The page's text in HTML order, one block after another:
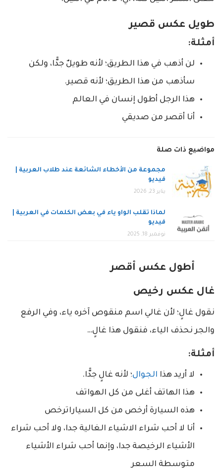
طويل عكس قصير
أمثلة:
لن أذهب في هذا الطريق؛ لأنه طويلٌ جدًّا، ولكن
سأذهب من هذا الطريق؛ لأنه قصير.
هذا الرجل أطول إنسان في العالم
أنا أقصر من صديقي
مواضيع ذات صلة
مجموعة من الأخطاء الشائعة عند طلاب العربية |
فيديو
يناير 23, 2026
لماذا تقلب الواو ياء في بعض الكلمات في العربية |
فيديو
نوفمبر 18, 2025
أطول عكس أقصر
غال عكس رخيص
نقول غالٍ؛ لأن غالي اسم منقوص آخره ياء، وفي الرفع
والجر نحذف الياء، فنقول هذا غالٍ…
أمثلة:
لا أريد هذا الجوال؛ لأنه غالٍ جدًّا.
هذا الهاتف أغلى من كل الهواتف
هذه السيارة أرخص من كل السياراترخص
أنا لا أحب شراء الاشياء الغالية جدا، ولا أحب شراء
الأشياء الرخيصة جدا، وإنما أحب شراء الأشياء
متوسطة السعر